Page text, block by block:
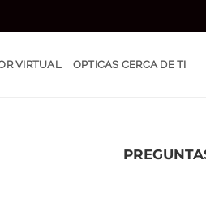
VIRTUAL OPTICAS CERCA DE TI